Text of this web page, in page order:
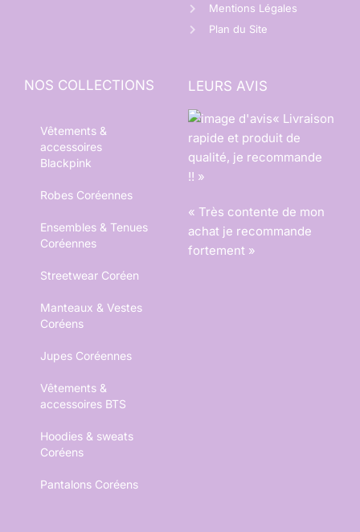
Mentions Légales
Plan du Site
NOS COLLECTIONS
Vêtements &
accessoires
Blackpink
Robes Coréennes
Ensembles & Tenues
Coréennes
Streetwear Coréen
Manteaux & Vestes
Coréens
Jupes Coréennes
Vêtements &
accessoires BTS
Hoodies & sweats
Coréens
Pantalons Coréens
LEURS AVIS
« Livraison
rapide et produit de
qualité, je recommande
!! »
« Très contente de mon
achat je recommande
fortement »